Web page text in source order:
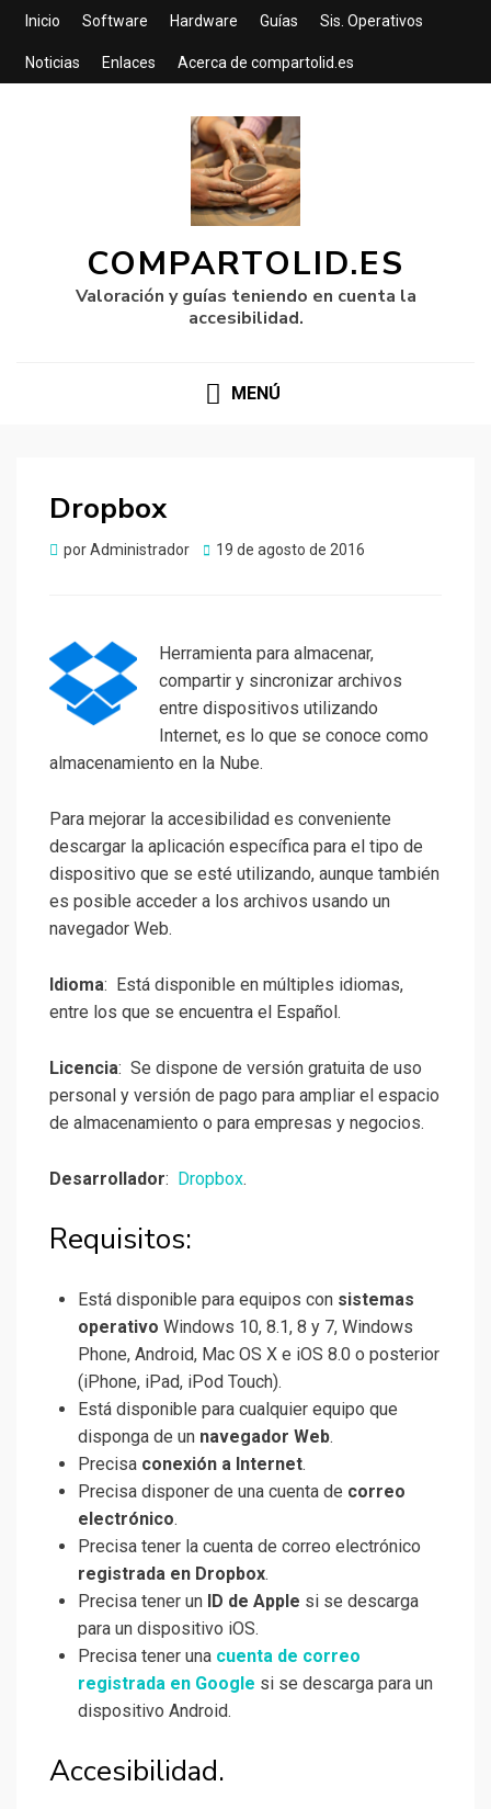
Inicio Software Hardware Guías Sis. Operativos
Noticias Enlaces Acerca de compartolid.es
COMPARTOLID.ES
Valoración y guías teniendo en cuenta la
accesibilidad.
MENÚ
Dropbox
porAdministrador
Publicado
19 de agosto de 2016
Herramienta para almacenar,
compartir y sincronizar archivos
entre dispositivos utilizando
Internet, es lo que se conoce como
almacenamiento en la Nube.
Para mejorar la accesibilidad es conveniente
descargar la aplicación específica para el tipo de
dispositivo que se esté utilizando, aunque también
es posible acceder a los archivos usando un
navegador Web.
Idioma: Está disponible en múltiples idiomas,
entre los que se encuentra el Español.
Licencia: Se dispone de versión gratuita de uso
personal y versión de pago para ampliar el espacio
de almacenamiento o para empresas y negocios.
Desarrollador: Dropbox.
Requisitos:
Está disponible para equipos con sistemas
operativo Windows 10, 8.1, 8 y 7, Windows
Phone, Android, Mac OS X e iOS 8.0 o posterior
(iPhone, iPad, iPod Touch).
Está disponible para cualquier equipo que
disponga de un navegador Web.
Precisa conexión a Internet.
Precisa disponer de una cuenta de correo
electrónico.
Precisa tener la cuenta de correo electrónico
registrada en Dropbox.
Precisa tener un ID de Apple si se descarga
para un dispositivo iOS.
Precisa tener una cuenta de correo
registrada en Google si se descarga para un
dispositivo Android.
Accesibilidad.